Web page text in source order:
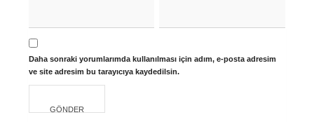
Daha sonraki yorumlarımda kullanılması için adım, e-posta adresim
ve site adresim bu tarayıcıya kaydedilsin.